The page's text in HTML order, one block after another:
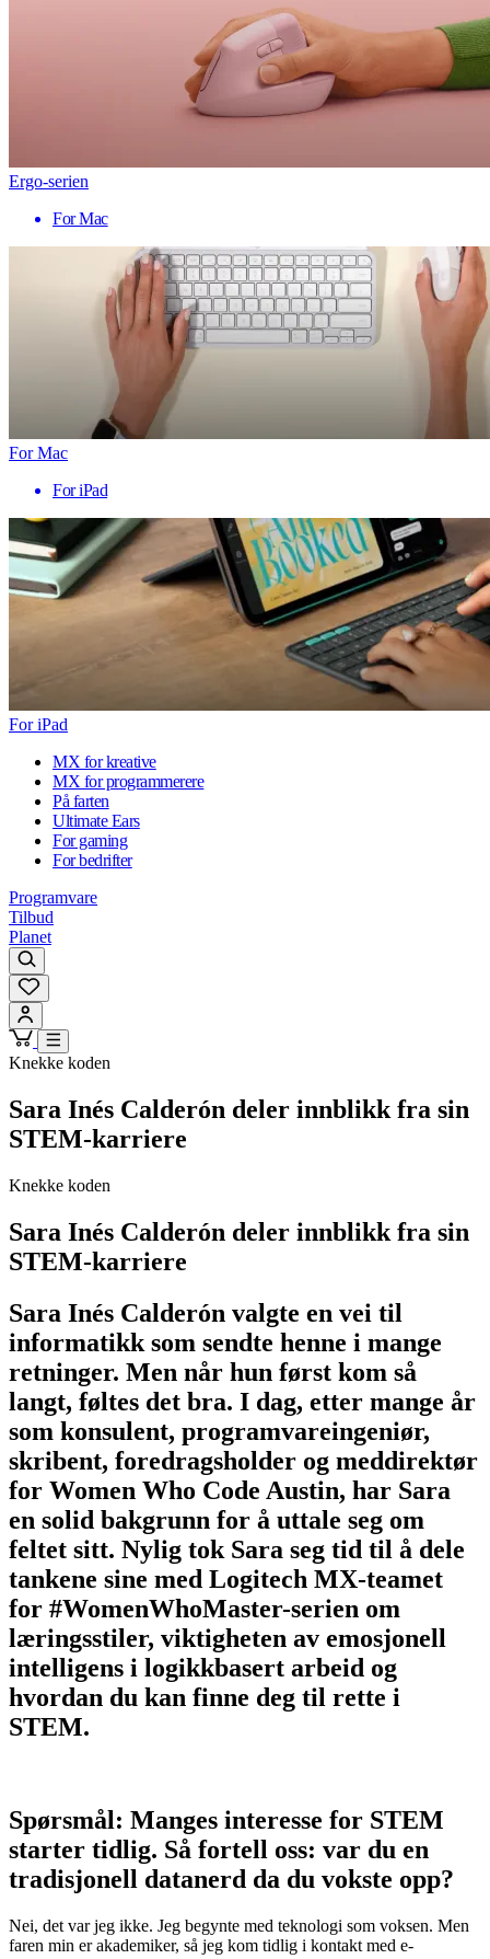
Ergo-serien
For Mac
For Mac
For iPad
For iPad
MX for kreative
MX for programmerere
På farten
Ultimate Ears
For gaming
For bedrifter
Programvare
Tilbud
Planet
Knekke koden
Sara Inés Calderón deler innblikk fra sin
STEM-karriere
Knekke koden
Sara Inés Calderón deler innblikk fra sin
STEM-karriere
Sara Inés Calderón valgte en vei til
informatikk som sendte henne i mange
retninger. Men når hun først kom så
langt, føltes det bra. I dag, etter mange år
som konsulent, programvareingeniør,
skribent, foredragsholder og meddirektør
for Women Who Code Austin, har Sara
en solid bakgrunn for å uttale seg om
feltet sitt. Nylig tok Sara seg tid til å dele
tankene sine med Logitech MX-teamet
for #WomenWhoMaster-serien om
læringsstiler, viktigheten av emosjonell
intelligens i logikkbasert arbeid og
hvordan du kan finne deg til rette i
STEM.
Spørsmål: Manges interesse for STEM
starter tidlig. Så fortell oss: var du en
tradisjonell datanerd da du vokste opp?
Nei, det var jeg ikke. Jeg begynte med teknologi som voksen. Men
faren min er akademiker, så jeg kom tidlig i kontakt med e-